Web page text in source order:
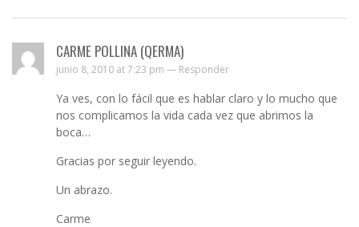
CARME POLLINA (QERMA)
junio 8, 2010 at 7:23 pm — Responder
Ya ves, con lo fácil que es hablar claro y lo mucho que
nos complicamos la vida cada vez que abrimos la
boca…
Gracias por seguir leyendo.
Un abrazo.
Carme